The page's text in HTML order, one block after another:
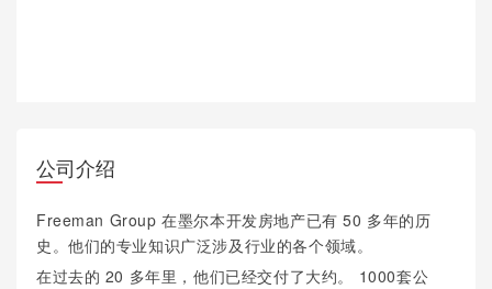
公司介绍
Freeman Group 在墨尔本开发房地产已有 50 多年的历
史。他们的专业知识广泛涉及行业的各个领域。
在过去的 20 多年里，他们已经交付了大约。 1000套公